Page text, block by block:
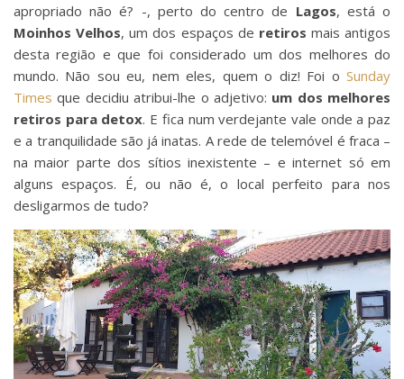
apropriado não é? -, perto do centro de Lagos, está o
Moinhos Velhos, um dos espaços de retiros mais antigos
desta região e que foi considerado um dos melhores do
mundo. Não sou eu, nem eles, quem o diz! Foi o Sunday
Times que decidiu atribui-lhe o adjetivo: um dos melhores
retiros para detox. E fica num verdejante vale onde a paz
e a tranquilidade são já inatas. A rede de telemóvel é fraca –
na maior parte dos sítios inexistente – e internet só em
alguns espaços. É, ou não é, o local perfeito para nos
desligarmos de tudo?